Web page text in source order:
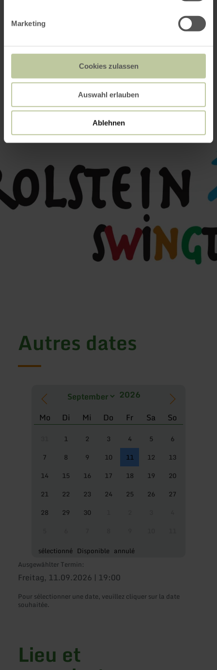
Marketing
Cookies zulassen
Auswahl erlauben
Ablehnen
Impressions
Autres dates
Mo Di Mi Do Fr Sa So
1 2 3 4 5
6
7
8 9 10 11 12
13
14
15 16 17 18 19
20
21
22 23 24 25 26
27
28
29 30
sélectionné Disponible annulé
Ausgewählter Termin:
Freitag, 11.09.2026 | 19:00
Pour sélectionner une date, veuillez cliquer sur la date
souhaitée.
Lieu et